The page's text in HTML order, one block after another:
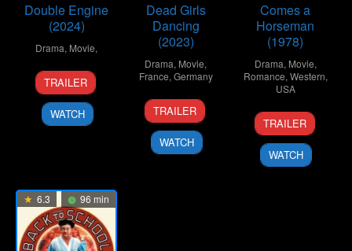
Double Engine
(2024)
Drama, Movie,
5
Jan
2024
Rohit
Penumatsa
TRAILER
WATCH
Dead Girls
Dancing
(2023)
Drama, Movie,
France,Germany
28
Jun
2023
Anna
Roller
TRAILER
WATCH
Comes a
Horseman
(1978)
Drama, Movie,
Romance,Western,
USA
25
Oct
1978
Alan
J.
Pakula
TRAILER
WATCH
6.3 96 min